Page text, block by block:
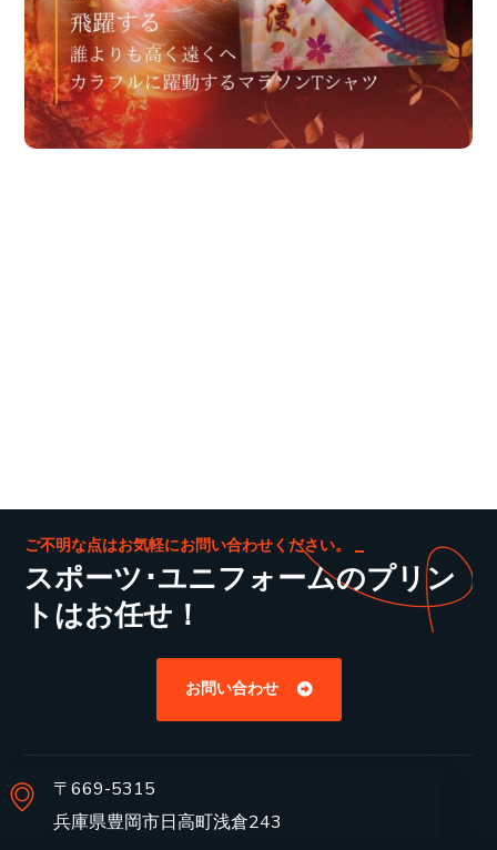
ご不明な点はお気軽にお問い合わせください。
スポーツ･ユニフォームのプリン
トはお任せ！
お問い合わせ
〒669-5315
兵庫県豊岡市日高町浅倉243